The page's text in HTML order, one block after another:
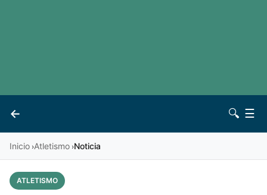
←
Vives 🔍 ☰
Inicio ›Atletismo ›Noticia
ATLETISMO